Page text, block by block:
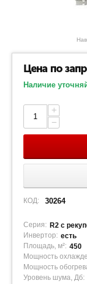
Цена по
Наличие
+
−
КОД: 30264
Серия: R2 с
Инвертор: есть
Площадь, м²: 450
Мощность
Мощность
Уровень шума, Дб: